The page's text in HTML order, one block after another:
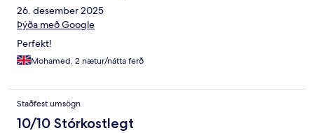
26. desember 2025
Þýða með Google
Perfekt!
Mohamed, 2 nætur/nátta ferð
Staðfest umsögn
10/10 Stórkostlegt